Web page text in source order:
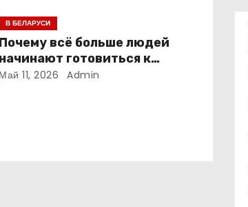
В БЕЛАРУСИ
Почему всё больше людей
начинают готовиться к
переезду заранее
Май 11, 2026 Admin